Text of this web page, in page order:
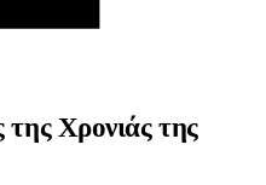
Χρονιάς της